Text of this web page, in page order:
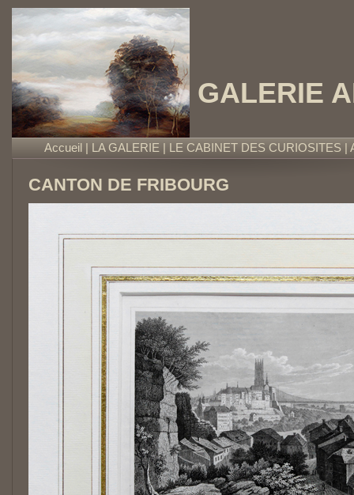
GALERIE
Accueil | LA GALERIE | LE CABINET DES CURIOSITES |
CANTON DE FRIBOURG